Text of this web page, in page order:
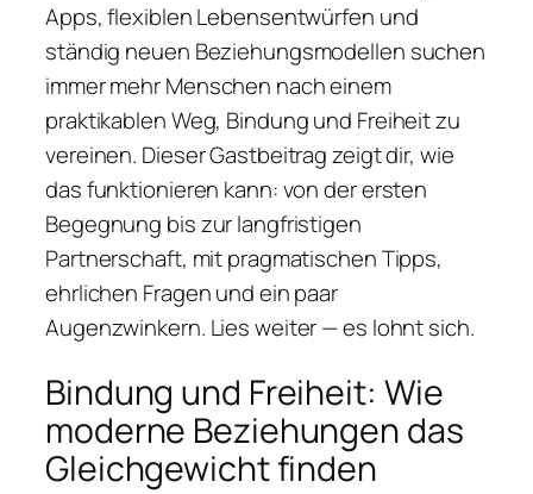
Apps, flexiblen Lebensentwürfen und
ständig neuen Beziehungsmodellen suchen
immer mehr Menschen nach einem
praktikablen Weg, Bindung und Freiheit zu
vereinen. Dieser Gastbeitrag zeigt dir, wie
das funktionieren kann: von der ersten
Begegnung bis zur langfristigen
Partnerschaft, mit pragmatischen Tipps,
ehrlichen Fragen und ein paar
Augenzwinkern. Lies weiter — es lohnt sich.
Bindung und Freiheit: Wie
moderne Beziehungen das
Gleichgewicht finden